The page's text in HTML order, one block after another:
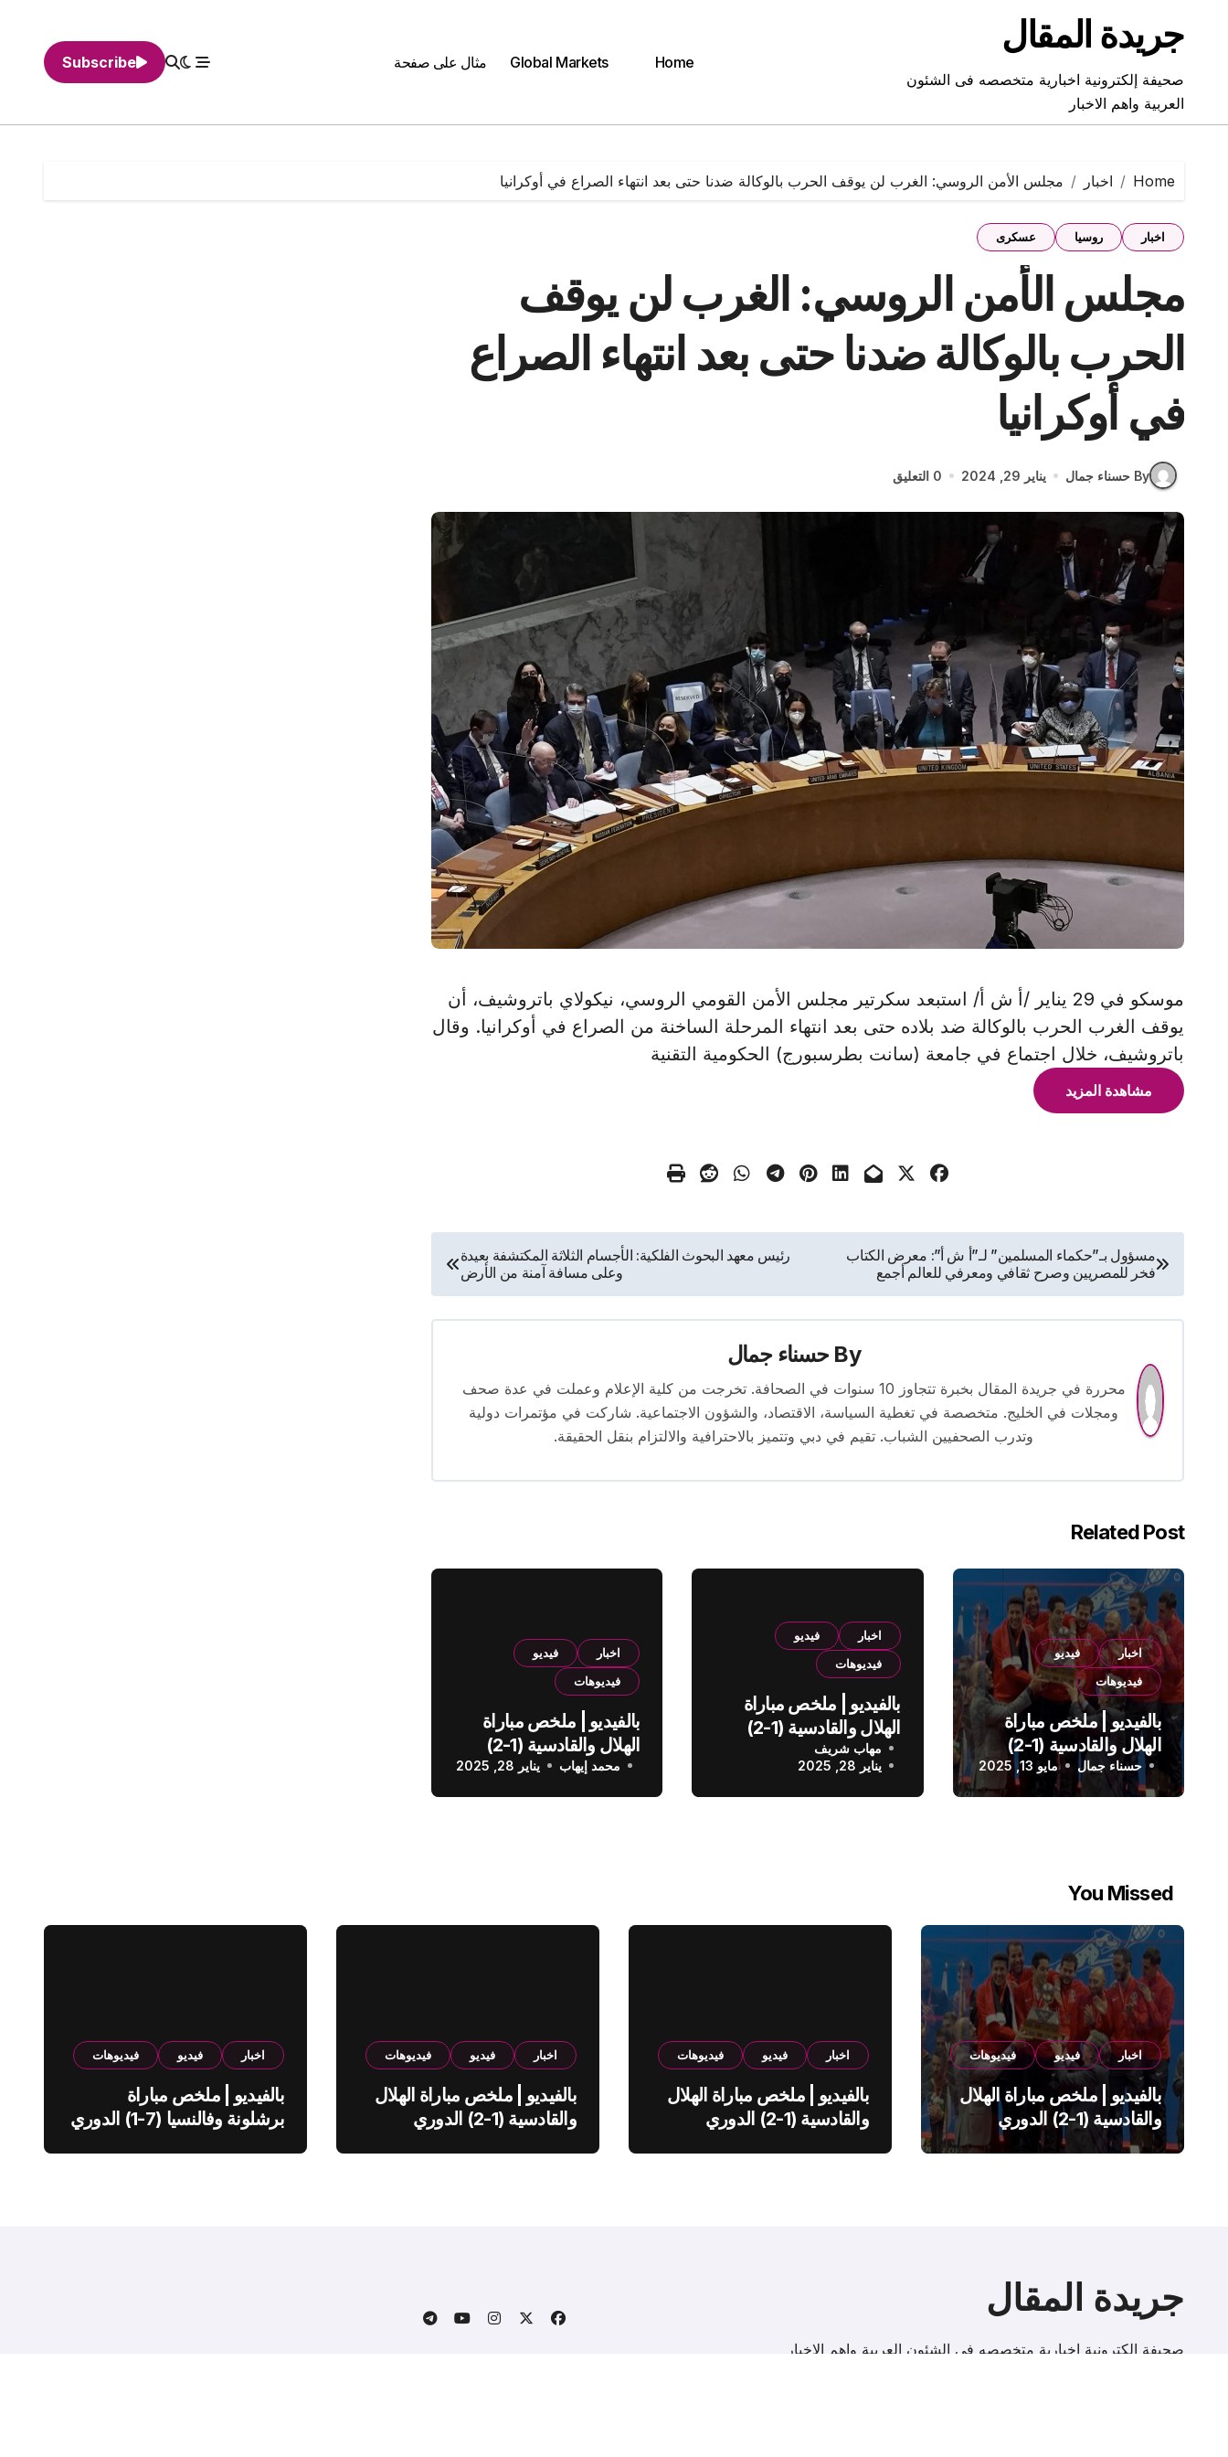
contentجريدة المقال
صحيفة إلكترونية اخبارية متخصصه فى الشئون
العربية واهم الاخبار
Home
Global Markets مثال على صفحة Subscribe
Home اخبار مجلس الأمن الروسي: الغرب لن يوقف الحرب بالوكالة ضدنا حتى بعد انتهاء الصراع في أوكرانيا
اخبار روسيا عسكرى
مجلس الأمن الروسي: الغرب لن يوقف
الحرب بالوكالة ضدنا حتى بعد انتهاء الصراع
في أوكرانيا
By حسناء جمال يناير 29, 2024 0 التعليق
موسكو في 29 يناير /أ ش أ/ استبعد سكرتير مجلس الأمن القومي الروسي، نيكولاي باتروشيف، أن
يوقف الغرب الحرب بالوكالة ضد بلاده حتى بعد انتهاء المرحلة الساخنة من الصراع في أوكرانيا. وقال
باتروشيف، خلال اجتماع في جامعة (سانت بطرسبورج) الحكومية التقنية
مشاهدة المزيد
تصفّح
المقالات
مسؤول بـ”حكماء المسلمين” لـ”أ ش أ”: معرض الكتاب
فخر للمصريين وصرح ثقافي ومعرفي للعالم أجمع
رئيس معهد البحوث الفلكية: الأجسام الثلاثة المكتشفة بعيدة
وعلى مسافة آمنة من الأرض
By حسناء جمال
محررة في جريدة المقال بخبرة تتجاوز 10 سنوات في الصحافة. تخرجت من كلية الإعلام وعملت في عدة صحف
ومجلات في الخليج. متخصصة في تغطية السياسة، الاقتصاد، والشؤون الاجتماعية. شاركت في مؤتمرات دولية
وتدرب الصحفيين الشباب. تقيم في دبي وتتميز بالاحترافية والالتزام بنقل الحقيقة.
Related Post
اخبار
فيديو
فيديوهات
بالفيديو | ملخص مباراة
الهلال والقادسية (1-2)
الدوري السعودي
حسناء جمال مايو 13, 2025
اخبار
فيديو
فيديوهات
بالفيديو | ملخص مباراة
الهلال والقادسية (1-2)
الدوري السعودي
مهاب شريف
يناير 28, 2025
اخبار
فيديو
فيديوهات
بالفيديو | ملخص مباراة
الهلال والقادسية (1-2)
الدوري السعودي
محمد إيهاب يناير 28, 2025
You Missed
اخبار فيديو فيديوهات
بالفيديو | ملخص مباراة الهلال
والقادسية (1-2) الدوري
السعودي
اخبار فيديو فيديوهات
بالفيديو | ملخص مباراة الهلال
والقادسية (1-2) الدوري
اخبار فيديو فيديوهات
بالفيديو | ملخص مباراة الهلال
والقادسية (1-2) الدوري
اخبار فيديو فيديوهات
بالفيديو | ملخص مباراة
برشلونة وفالنسيا (7-1) الدوري
جريدة المقال
صحيفة إلكترونية اخبارية متخصصه فى الشئون العربية واهم الاخبار